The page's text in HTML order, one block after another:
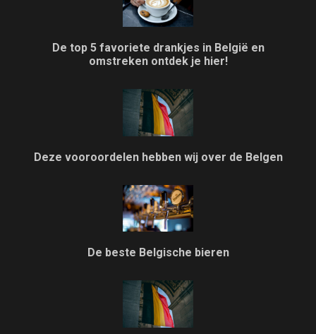
De top 5 favoriete drankjes in België en
omstreken ontdek je hier!
Deze vooroordelen hebben wij over de Belgen
De beste Belgische bieren